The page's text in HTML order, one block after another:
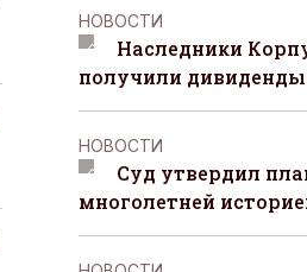
НОВОСТИ
Наследники
получили
НОВОСТИ
Суд утвердил
многолетней